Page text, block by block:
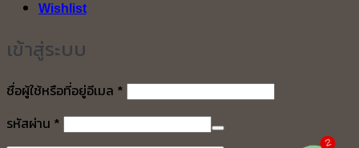
Wishlist
เข้าสู่ระบบ
ชื่อผู้ใช้หรือที่อยู่อีเมล * ต้องการ
รหัสผ่าน * ต้องการ